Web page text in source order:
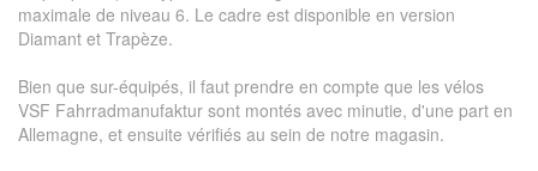
maximale de niveau 6. Le cadre est disponible en version
Diamant et Trapèze.
Bien que sur-équipés, il faut prendre en compte que les vélos
VSF Fahrradmanufaktur sont montés avec minutie, d'une part en
Allemagne, et ensuite vérifiés au sein de notre magasin.